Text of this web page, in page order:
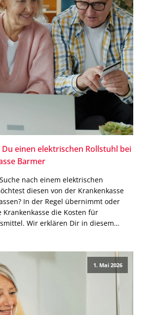
einen elektrischen Rollstuhl bei
Barmer
nach einem elektrischen
diesen von der Krankenkasse
In der Regel übernimmt oder
Krankenkasse die Kosten für
Wir erklären Dir in diesem
1. Mai 2026